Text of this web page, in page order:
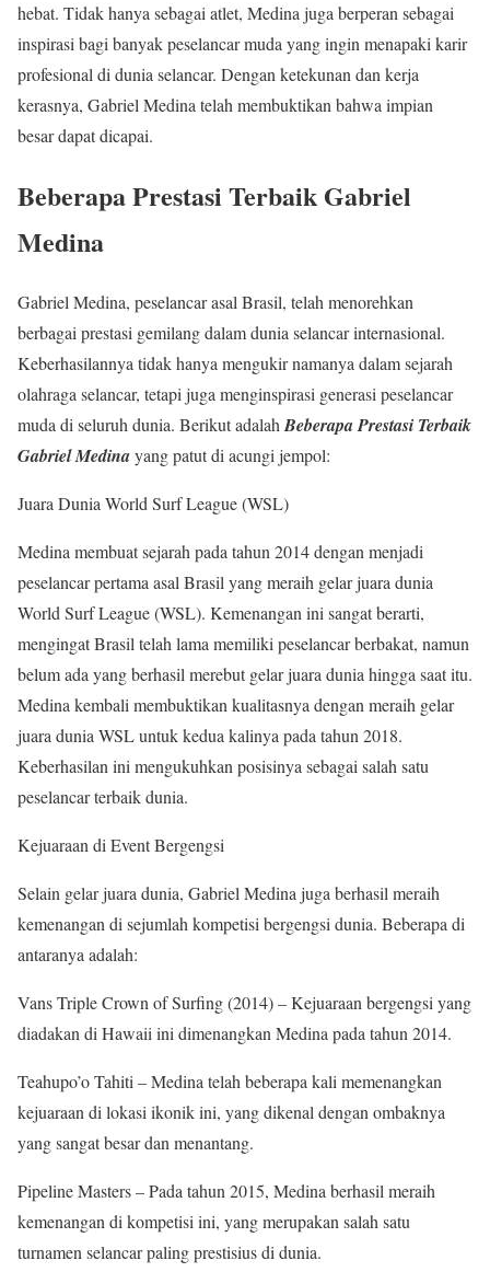
hebat. Tidak hanya sebagai atlet, Medina juga berperan sebagai
inspirasi bagi banyak peselancar muda yang ingin menapaki karir
profesional di dunia selancar. Dengan ketekunan dan kerja
kerasnya, Gabriel Medina telah membuktikan bahwa impian
besar dapat dicapai.
Beberapa Prestasi Terbaik Gabriel
Medina
Gabriel Medina, peselancar asal Brasil, telah menorehkan
berbagai prestasi gemilang dalam dunia selancar internasional.
Keberhasilannya tidak hanya mengukir namanya dalam sejarah
olahraga selancar, tetapi juga menginspirasi generasi peselancar
muda di seluruh dunia. Berikut adalah Beberapa Prestasi Terbaik
Gabriel Medinayang patut di acungi jempol:
Juara Dunia World Surf League (WSL)
Medina membuat sejarah pada tahun 2014 dengan menjadi
peselancar pertama asal Brasil yang meraih gelar juara dunia
World Surf League (WSL). Kemenangan ini sangat berarti,
mengingat Brasil telah lama memiliki peselancar berbakat, namun
belum ada yang berhasil merebut gelar juara dunia hingga saat itu.
Medina kembali membuktikan kualitasnya dengan meraih gelar
juara dunia WSL untuk kedua kalinya pada tahun 2018.
Keberhasilan ini mengukuhkan posisinya sebagai salah satu
peselancar terbaik dunia.
Kejuaraan di Event Bergengsi
Selain gelar juara dunia, Gabriel Medina juga berhasil meraih
kemenangan di sejumlah kompetisi bergengsi dunia. Beberapa di
antaranya adalah:
Vans Triple Crown of Surfing (2014) – Kejuaraan bergengsi yang
diadakan di Hawaii ini dimenangkan Medina pada tahun 2014.
Teahupo’o Tahiti – Medina telah beberapa kali memenangkan
kejuaraan di lokasi ikonik ini, yang dikenal dengan ombaknya
yang sangat besar dan menantang.
Pipeline Masters – Pada tahun 2015, Medina berhasil meraih
kemenangan di kompetisi ini, yang merupakan salah satu
turnamen selancar paling prestisius di dunia.